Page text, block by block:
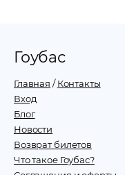
Гоубас
Главная /Контакты
Вход
Блог
Новости
Возврат билетов
Что такое Гоубас?